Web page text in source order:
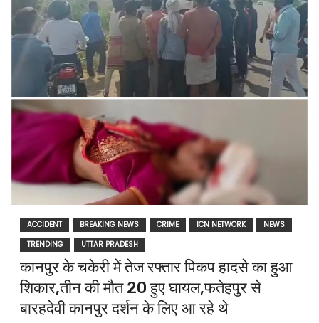
ACCIDENT BREAKING NEWS CRIME ICN NETWORK
NEWS
TRENDING
UTTAR PRADESH
कानपुर के चकेरी में तेज रफ्तार पिकप हादसे का हुआ
शिकार,तीन की मौत 20 हुए घायल,फतेहपुर से
बारहदेवी कानपुर दर्शन के लिए आ रहे थे